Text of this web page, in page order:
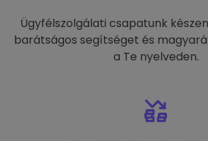
Ügyfélszolgálati csapatunk
barátságos segítséget és
a Te nyelveden.